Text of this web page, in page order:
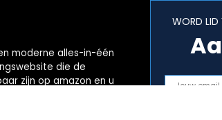
moderne alles-in-één
die de
zijn op amazon en u
WORD LID